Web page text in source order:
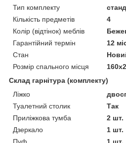
Тип комплекту
Кількість предметів
4
Колір (відтінок) меблів
Гарантійний термін
12
Стан
Розмір спального місця
Склад гарнітура (комплекту)
Ліжко
Туалетний столик
Так
Приліжкова тумба
2 шт.
Дзеркало
1 шт.
Пуф
1 шт.